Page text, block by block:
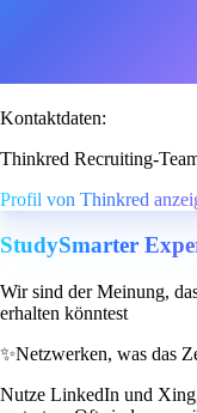
Kontaktdaten:
Thinkred Recruiting-
Profil von Thinkred
StudySmarter
Wir sind der Meinung,
erhalten könntest
✨Netzwerken, was das
Nutze LinkedIn und